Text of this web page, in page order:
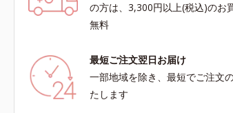
の方は、3,300円以上(税込)のお
無料
最短ご注文翌日お届け
一部地域を除き、最短でご注文
たします